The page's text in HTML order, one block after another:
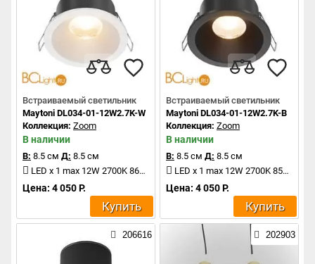
Встраиваемый светильник
Maytoni DL034-01-12W2.7K-W
Коллекция: Zoom
В наличии
В: 8.5 см Д: 8.5 см
LED x 1 max 12W 2700K 860Lm
Цена: 4 050 Р.
Купить
Встраиваемый светильник
Maytoni DL034-01-12W2.7K-B
Коллекция: Zoom
В наличии
В: 8.5 см Д: 8.5 см
LED x 1 max 12W 2700K 850Lm
Цена: 4 050 Р.
Купить
206616 202903